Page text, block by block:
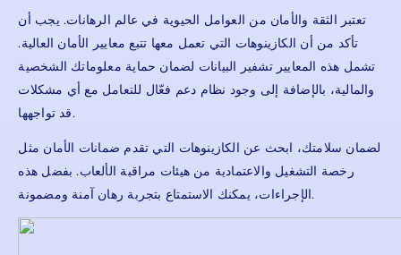
تعتبر الثقة والأمان من العوامل الحيوية في عالم الرهانات. يجب أن
تأكد من أن الكازينوهات التي تعمل معها تتبع معايير الأمان العالية.
تشمل هذه المعايير تشفير البيانات لضمان حماية معلوماتك الشخصية
والمالية، بالإضافة إلى وجود نظام دعم فعّال للتعامل مع أي مشكلات
قد تواجهها.
لضمان سلامتك، ابحث عن الكازينوهات التي تقدم ضمانات الأمان مثل
رخصة التشغيل والاعتمادية من هيئات مراقبة الألعاب. بفضل هذه
الإجراءات، يمكنك الاستمتاع بتجربة رهان آمنة ومضمونة.